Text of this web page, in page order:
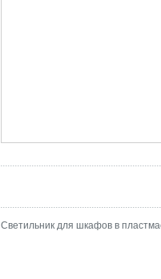
Светильник для шкафов в